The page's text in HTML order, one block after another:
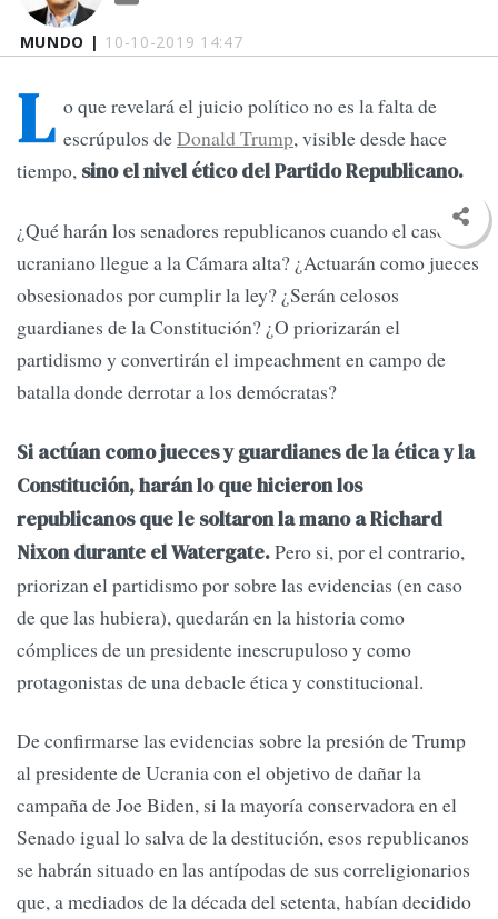
MUNDO | 10-10-2019 14:47
L o que revelará el juicio político no es la falta de
escrúpulos deDonald Trump, visible desde hace
tiempo, sino el nivel ético del Partido Republicano.
¿Qué harán los senadores republicanos cuando el caso
ucraniano llegue a la Cámara alta? ¿Actuarán como jueces
obsesionados por cumplir la ley? ¿Serán celosos
guardianes de la Constitución? ¿O priorizarán el
partidismo y convertirán el impeachment en campo de
batalla donde derrotar a los demócratas?
Si actúan como jueces y guardianes de la ética y la
Constitución, harán lo que hicieron los
republicanos que le soltaron la mano a Richard
Nixon durante el Watergate.Pero si, por el contrario,
priorizan el partidismo por sobre las evidencias (en caso
de que las hubiera), quedarán en la historia como
cómplices de un presidente inescrupuloso y como
protagonistas de una debacle ética y constitucional.
De confirmarse las evidencias sobre la presión de Trump
al presidente de Ucrania con el objetivo de dañar la
campaña de Joe Biden, si la mayoría conservadora en el
Senado igual lo salva de la destitución, esos republicanos
se habrán situado en las antípodas de sus correligionarios
que, a mediados de la década del setenta, habían decidido